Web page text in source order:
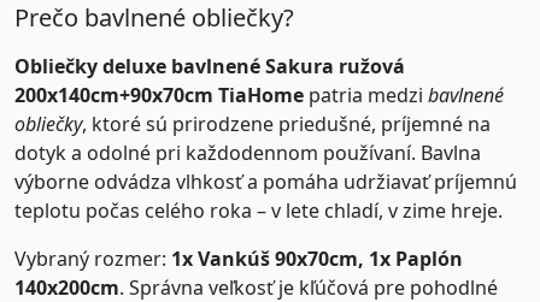
Prečo bavlnené obliečky?
Obliečky deluxe bavlnené Sakura ružová
200x140cm+90x70cm TiaHome patria medzi bavlnené
obliečky, ktoré sú prirodzene priedušné, príjemné na
dotyk a odolné pri každodennom používaní. Bavlna
výborne odvádza vlhkosť a pomáha udržiavať príjemnú
teplotu počas celého roka – v lete chladí, v zime hreje.
Vybraný rozmer: 1x Vankúš 90x70cm, 1x Paplón
140x200cm. Správna veľkosť je kľúčová pre pohodlné